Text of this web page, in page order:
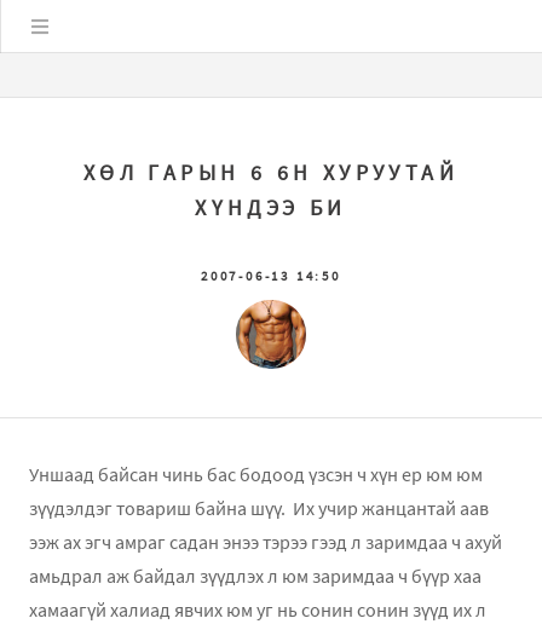
ХӨЛ ГАРЫН 6 6Н ХУРУУТАЙ
ХҮНДЭЭ БИ
2007-06-13 14:50
Уншаад байсан чинь бас бодоод үзсэн ч хүн ер юм юм
зүүдэлдэг товариш байна шүү. Их учир жанцантай аав
ээж ах эгч амраг садан энээ тэрээ гээд л заримдаа ч ахуй
амьдрал аж байдал зүүдлэх л юм заримдаа ч бүүр хаа
хамаагүй халиад явчих юм уг нь сонин сонин зүүд их л